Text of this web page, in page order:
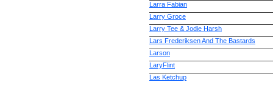
Larra Fabian
Larry Groce
Larry Tee & Jodie Harsh
Lars Frederiksen And The Bastards
Larson
LaryFlint
Las Ketchup